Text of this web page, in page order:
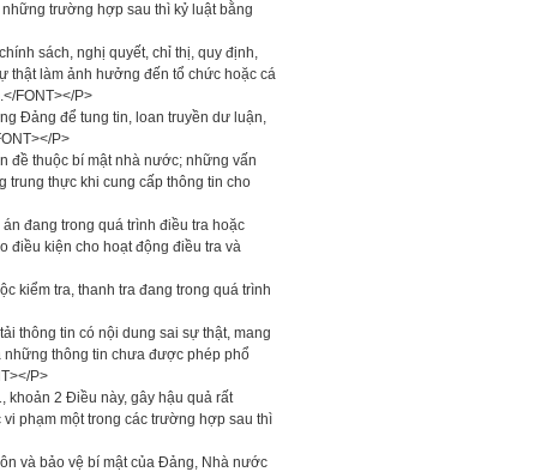
trường hợp sau thì kỷ luật bằng
sách, nghị quyết, chỉ thị, quy định,
thật làm ảnh hưởng đến tổ chức hoặc cá
FONT></P>
Đảng để tung tin, loan truyền dư luận,
P>
đề thuộc bí mật nhà nước; những vấn
trung thực khi cung cấp thông tin cho
đang trong quá trình điều tra hoặc
điều kiện cho hoạt động điều tra và
kiểm tra, thanh tra đang trong quá trình
thông tin có nội dung sai sự thật, mang
những thông tin chưa được phép phổ
P>
khoản 2 Điều này, gây hậu quả rất
phạm một trong các trường hợp sau thì
và bảo vệ bí mật của Đảng, Nhà nước